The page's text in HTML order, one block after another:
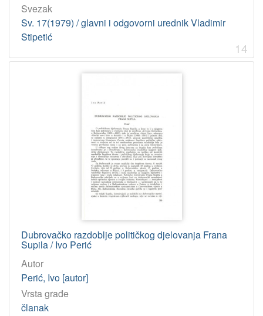
Svezak
Sv. 17(1979) / glavni i odgovorni urednik Vladimir
Stipetić
14
Dubrovačko razdoblje političkog djelovanja Frana
Supila / Ivo Perić
Autor
Perić, Ivo [autor]
Vrsta građe
članak